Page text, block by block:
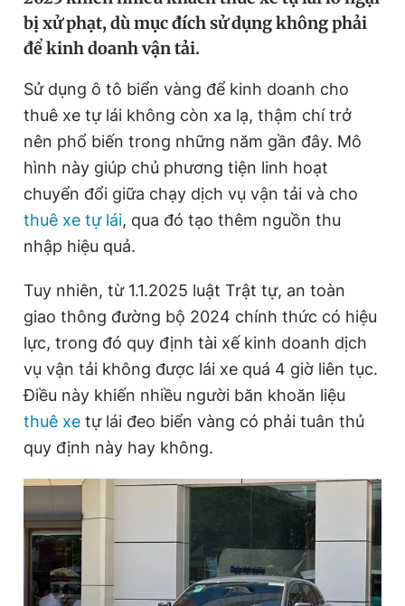
Sản phẩm khác
Thông tin tòa soạn Liên hệ quảng cáo
Đọc Thanh Niên trên điện thoại
Theo dõi báo trên
Hotline
0906 645 777
Liên hệ quảng cáo
0908 780 404
Đặt báo Quảng cáo RSS Tòa soạn Chính sách bảo
Tổng biên tập: Nguyễn Ngọc Toàn
Phó tổng biên tập thường trực: Hải Thành
Phó tổng biên tập: Lâm Hiếu Dũng
Phó tổng biên tập: Trần Việt Hưng
Tổng thư ký tòa soạn: Đức Trung
bị xử phạt, dù mục đích sử dụng không phải
để kinh doanh vận tải.
Sử dụng ô tô biển vàng để kinh doanh cho
thuê xe tự lái không còn xa lạ, thậm chí trở
nên phổ biến trong những năm gần đây. Mô
hình này giúp chủ phương tiện linh hoạt
chuyển đổi giữa chạy dịch vụ vận tải và cho
thuê xe tự lái, qua đó tạo thêm nguồn thu
nhập hiệu quả.
Tuy nhiên, từ 1.1.2025 luật Trật tự, an toàn
giao thông đường bộ 2024 chính thức có hiệu
lực, trong đó quy định tài xế kinh doanh dịch
vụ vận tải không được lái xe quá 4 giờ liên tục.
Điều này khiến nhiều người băn khoăn liệu
thuê xe tự lái đeo biển vàng có phải tuân thủ
quy định này hay không.